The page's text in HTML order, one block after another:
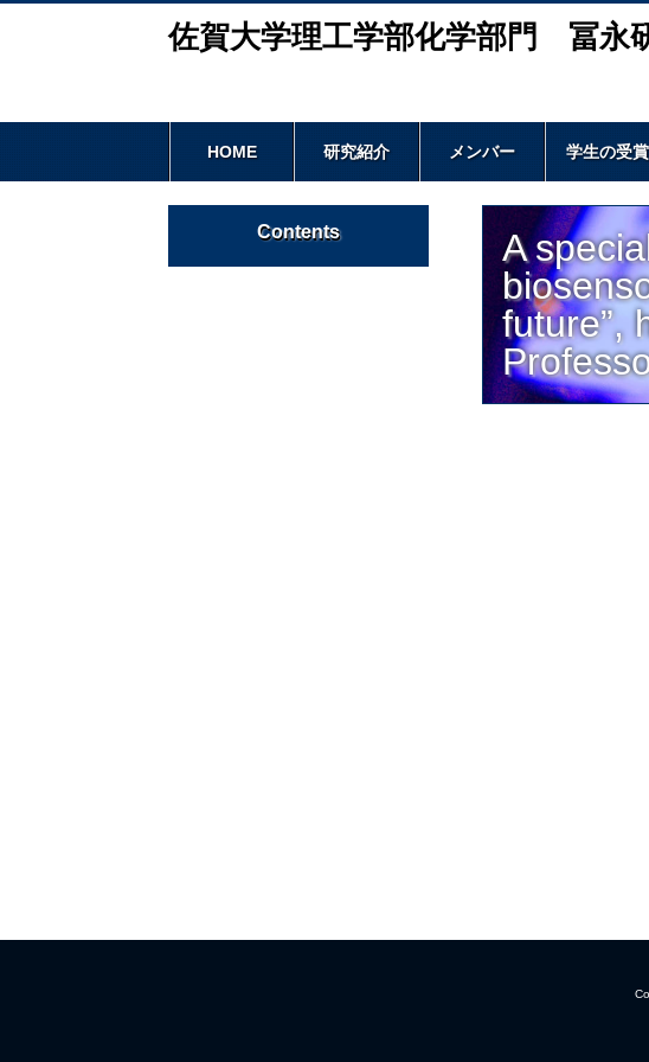
佐賀大学理工学部化学部門 冨永
HOME 研究紹介 メンバー 学生の受賞
Contents
A
future”,